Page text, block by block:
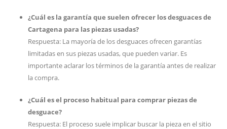
¿Cuál es la garantía que suelen ofrecer los desguaces de
Cartagena para las piezas usadas?
Respuesta: La mayoría de los desguaces ofrecen garantías
limitadas en sus piezas usadas, que pueden variar. Es
importante aclarar los términos de la garantía antes de realizar
la compra.
¿Cuál es el proceso habitual para comprar piezas de
desguace?
Respuesta: El proceso suele implicar buscar la pieza en el sitio